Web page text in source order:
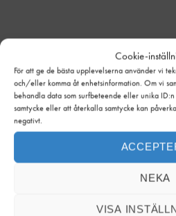
Cookie-
För att ge de bästa upplevelserna använder vi
och/eller komma åt enhetsinformation. Om vi
behandla data som surfbeteende eller unika
samtycke eller att återkalla samtycke kan
negativt.
NEKA
VISA
Under 2024 levererade vi över 2
runtom i Sverige med en
Nu vill vi leverera till ännu fler
säljare för mer